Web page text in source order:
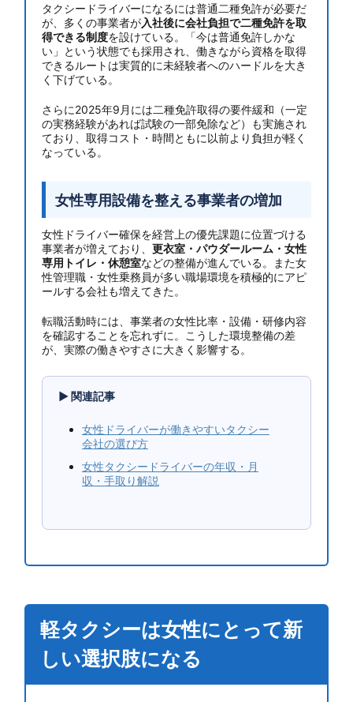
タクシードライバーになるには普通二種免許が必要だ
が、多くの事業者が入社後に会社負担で二種免許を取
得できる制度を設けている。「今は普通免許しかな
い」という状態でも採用され、働きながら資格を取得
できるルートは実質的に未経験者へのハードルを大き
く下げている。
さらに2025年9月には二種免許取得の要件緩和（一定
の実務経験があれば試験の一部免除など）も実施され
ており、取得コスト・時間ともに以前より負担が軽く
なっている。
女性専用設備を整える事業者の増加
女性ドライバー確保を経営上の優先課題に位置づける
事業者が増えており、 更衣室・パウダールーム・女性
専用トイレ・休憩室などの整備が進んでいる。また女
性管理職・女性乗務員が多い職場環境を積極的にアピ
ールする会社も増えてきた。
転職活動時には、事業者の女性比率・設備・研修内容
を確認することを忘れずに。こうした環境整備の差
が、実際の働きやすさに大きく影響する。
▶ 関連記事
女性ドライバーが働きやすいタクシー
会社の選び方
女性タクシードライバーの年収・月
収・手取り解説
軽タクシーは女性にとって新
しい選択肢になる